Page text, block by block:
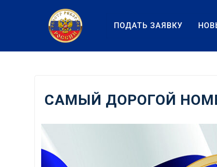
содержанию
ПОДАТЬ ЗАЯВКУ
САМЫЙ ДОРОГОЙ